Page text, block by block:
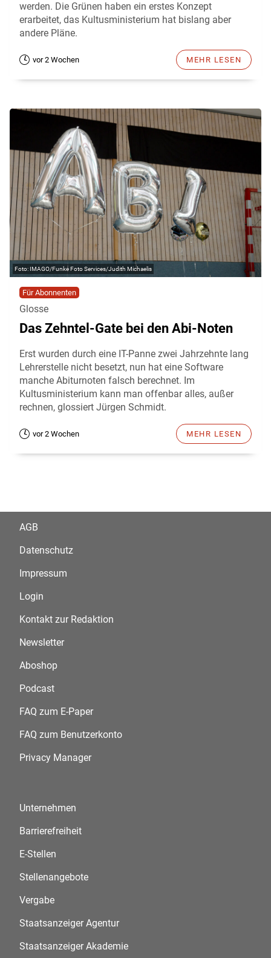
werden. Die Grünen haben ein erstes Konzept
erarbeitet, das Kultusministerium hat bislang aber
andere Pläne.
vor 2 Wochen MEHR LESEN
IMAGO/Funke Foto Services/Judith Michaelis
Für Abonnenten
Glosse
Das Zehntel-Gate bei den Abi-Noten
Erst wurden durch eine IT-Panne zwei Jahrzehnte lang
Lehrerstelle nicht besetzt, nun hat eine Software
manche Abiturnoten falsch berechnet. Im
Kultusministerium kann man offenbar alles, außer
rechnen, glossiert Jürgen Schmidt.
vor 2 Wochen MEHR LESEN
AGB
Datenschutz
Impressum
Login
Kontakt zur Redaktion
Newsletter
Aboshop
Podcast
FAQ zum E-Paper
FAQ zum Benutzerkonto
Privacy Manager
Unternehmen
Barrierefreiheit
E-Stellen
Stellenangebote
Vergabe
Staatsanzeiger Agentur
Staatsanzeiger Akademie